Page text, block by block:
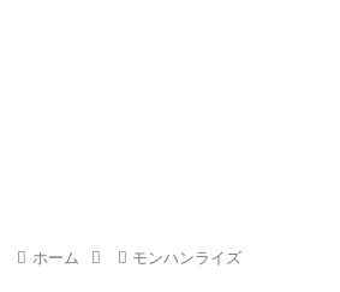
ホーム モンハンライズ